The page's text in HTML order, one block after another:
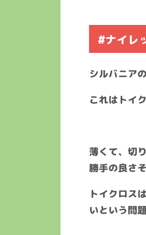
#ナイレ
シルバニア
これはトイ
薄くて、切
勝手の良さ
トイクロス
いという問